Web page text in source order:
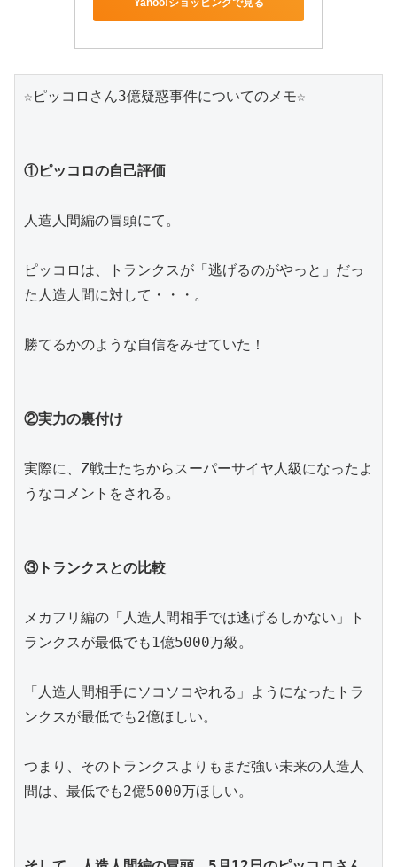
Yahoo!ショッピングで見る
☆ピッコロさん3億疑惑事件についてのメモ☆
①ピッコロの自己評価
人造人間編の冒頭にて。
ピッコロは、トランクスが「逃げるのがやっと」だっ
た人造人間に対して・・・。
勝てるかのような自信をみせていた！
②実力の裏付け
実際に、Z戦士たちからスーパーサイヤ人級になったよ
うなコメントをされる。
③トランクスとの比較
メカフリ編の「人造人間相手では逃げるしかない」ト
ランクスが最低でも1億5000万級。
「人造人間相手にソコソコやれる」ようになったトラ
ンクスが最低でも2億ほしい。
つまり、そのトランクスよりもまだ強い未来の人造人
間は、最低でも2億5000万ほしい。